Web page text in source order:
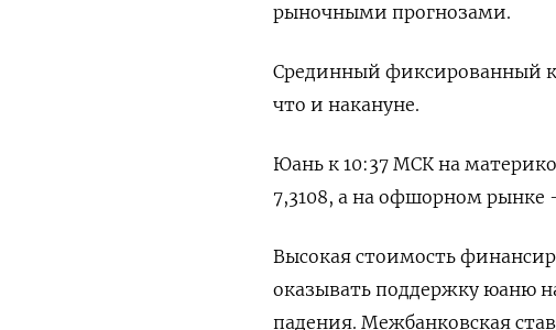
рыночными прогнозами.
Срединный фиксированный
что и накануне.
Юань к 10:37 МСК на
7,3108​, а на офшорном рынке
Высокая стоимость
оказывать поддержку юаню
падения. Межбанковская